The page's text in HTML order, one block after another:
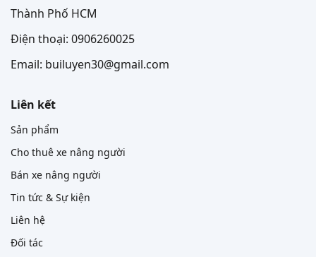
Thành Phố HCM
Điện thoại: 0906260025
Email: builuyen30@gmail.com
Liên kết
Sản phẩm
Cho thuê xe nâng người
Bán xe nâng người
Tin tức & Sự kiện
Liên hệ
Đối tác